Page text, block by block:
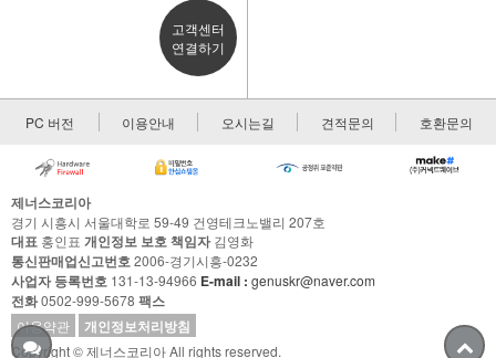
고객센터
연결하기
PC 버전 이용안내 오시는길 견적문의 호환문의
제너스코리아
경기 시흥시 서울대학로 59-49 건영테크노밸리 207호
대표 홍인표 개인정보 보호 책임자김영화
통신판매업신고번호2006-경기시흥-0232
사업자 등록번호 131-13-94966 E-mail : genuskr@naver.com
전화0502-999-5678 팩스
이용약관 개인정보처리방침
Copyright © 제너스코리아 All rights reserved.